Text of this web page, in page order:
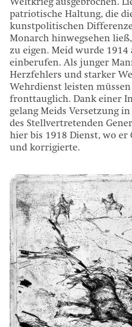
Weltkrieg ausgebrochen.
patriotische Haltung, die
kunstpolitischen
Monarch hinwegsehen
zu eigen. Meid wurde
einberufen. Als junger
Herzfehlers und starker
Wehrdienst leisten
fronttauglich. Dank einer
gelang Meids Versetzung
des Stellvertretenden
hier bis 1918 Dienst, wo er
und korrigierte.